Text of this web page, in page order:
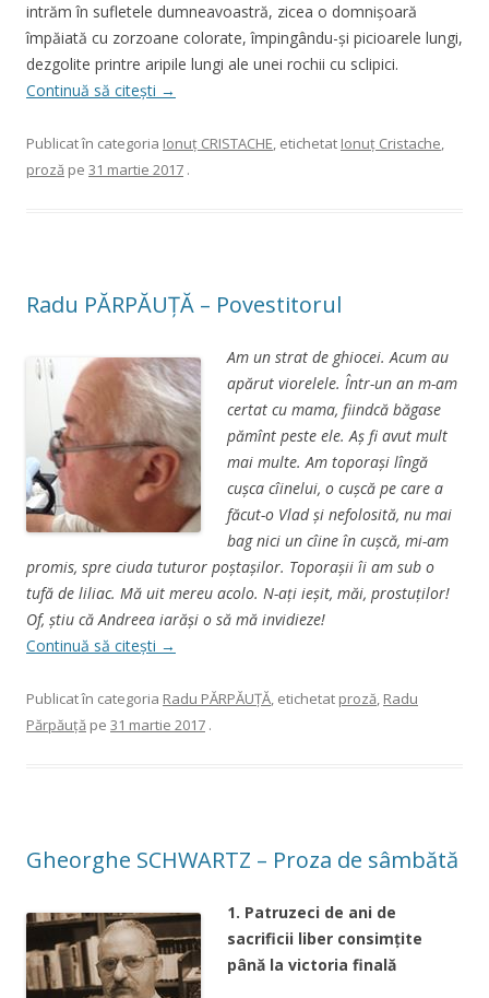
intrăm în sufletele dumneavoastră, zicea o domnișoară
împăiată cu zorzoane colorate, împingându-și picioarele lungi,
dezgolite printre aripile lungi ale unei rochii cu sclipici.
Continuă să citești →
Publicat în categoria Ionuţ CRISTACHE, etichetat Ionuţ Cristache,
proză pe 31 martie 2017 .
Radu PĂRPĂUȚĂ – Povestitorul
Am un strat de ghiocei. Acum au
apărut viorelele. Într-un an m-am
certat cu mama, fiindcă băgase
pămînt peste ele. Aș fi avut mult
mai multe. Am toporași lîngă
cușca cîinelui, o cușcă pe care a
făcut-o Vlad și nefolosită, nu mai
bag nici un cîine în cușcă, mi-am
promis, spre ciuda tuturor poștașilor. Toporașii îi am sub o
tufă de liliac. Mă uit mereu acolo. N-ați ieșit, măi, prostuților!
Of, știu că Andreea iarăși o să mă invidieze!
Continuă să citești →
Publicat în categoria Radu PĂRPĂUŢĂ, etichetat proză, Radu
Părpăuţă pe 31 martie 2017 .
Gheorghe SCHWARTZ – Proza de sâmbătă
1. Patruzeci de ani de
sacrificii liber consimţite
până la victoria finală